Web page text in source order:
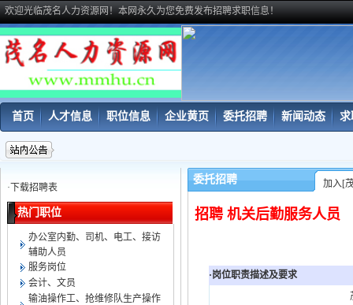
欢迎光临茂名人力资源网！本网永久为您免费发布招聘求职信息！
首页 人才信息 职位信息 企业黄页 委托招聘 新闻动态 求
· 下载招聘表
热门职位
办公室内勤、司机、电工、接访
辅助人员
服务岗位
会计、文员
输油操作工、抢维修队生产操作
委托招聘 加入[
招聘 机关后勤服务人员
·岗位职责描述及要求
茂名市信